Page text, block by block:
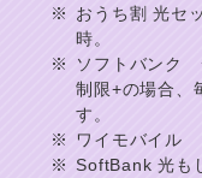
※
おうち割 光セ
時。
※
ソフトバンク
制限+の場合、
す。
※
ワイモバイル
※ SoftBank 光も